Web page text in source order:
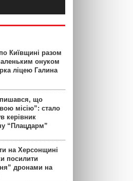
Київщині разом
онуком
ліцею Галина
пишався, що
місію”: стало
керівник
“Плацдарм”
на Херсонщині
посилити
дронами на